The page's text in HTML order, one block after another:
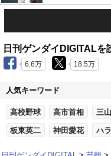
日刊ゲンダイDIGITALを
6.6万 18.5万
人気キーワード
高校野球 高市首相 三
板東英二 神田愛花 ハ